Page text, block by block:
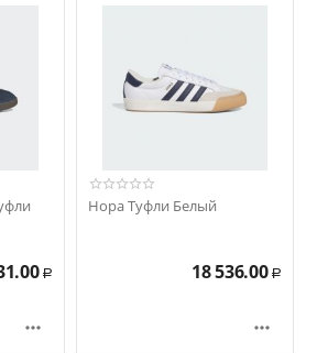
Р

Нора Туфли Белый
18 536.00 Р
